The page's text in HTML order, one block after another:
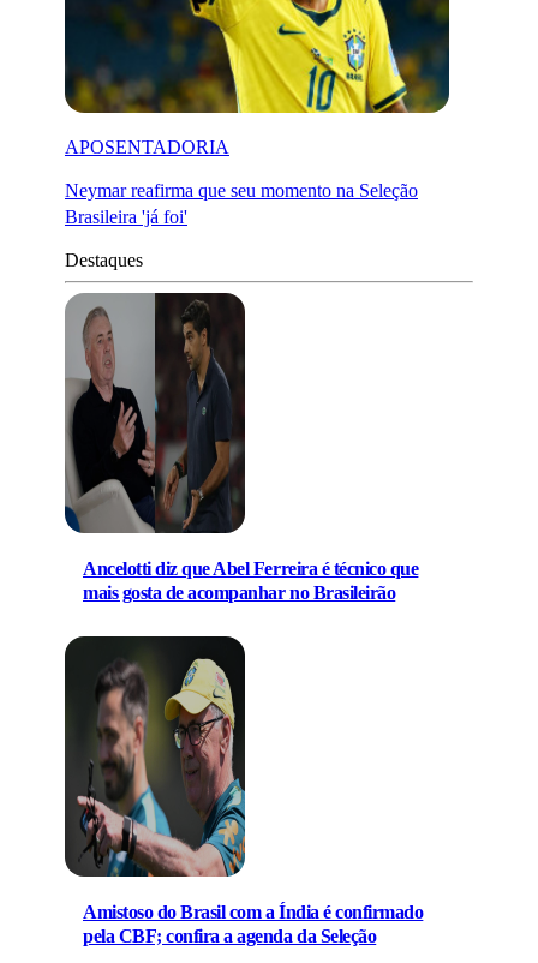
APOSENTADORIA
Neymar reafirma que seu momento na Seleção
Brasileira 'já foi'
Destaques
Ancelotti diz que Abel Ferreira é técnico que
mais gosta de acompanhar no Brasileirão
Amistoso do Brasil com a Índia é confirmado
pela CBF; confira a agenda da Seleção